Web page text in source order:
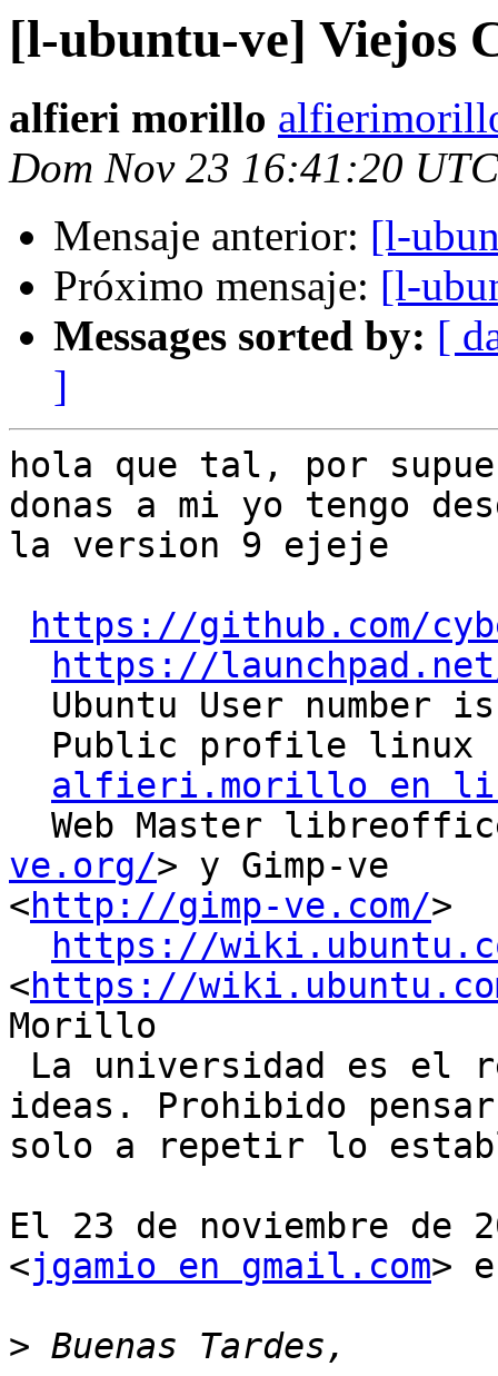
[l-ubuntu-ve] Viejos
alfieri morillo
Dom Nov 23 16:41:20
Mensaje anterior: [l-
Próximo mensaje: [l-
Messages sorted by: [
]
hola que tal, por
donas a mi yo tengo
la version 9 ejeje
https://github.com/
https://
alfieri.morillo en
Web Master
ve.org/> y Gimp-ve
<http://gimp-ve.com/>
https://
<https://
Morillo
ideas. Prohibido
solo a repetir lo
El 23 de noviembre de
<jgamio en gmail.com>
>